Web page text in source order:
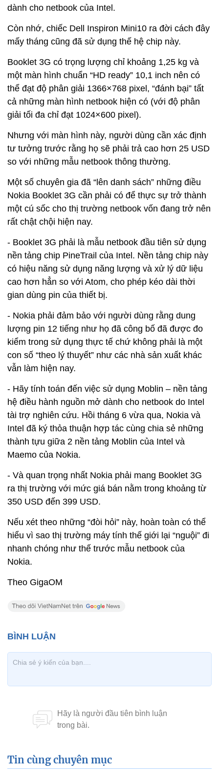
dành cho netbook của Intel.
Còn nhớ, chiếc Dell Inspiron Mini10 ra đời cách đây
mấy tháng cũng đã sử dụng thế hệ chip này.
Booklet 3G có trọng lượng chỉ khoảng 1,25 kg và
một màn hình chuẩn “HD ready” 10,1 inch nên có
thể đạt độ phân giải 1366×768 pixel, “đánh bại” tất
cả những màn hình netbook hiện có (với độ phân
giải tối đa chỉ đạt 1024×600 pixel).
Nhưng với màn hình này, người dùng cần xác định
tư tưởng trước rằng họ sẽ phải trả cao hơn 25 USD
so với những mẫu netbook thông thường.
Một số chuyên gia đã “lên danh sách” những điều
Nokia Booklet 3G cần phải có để thực sự trở thành
một cú sốc cho thị trường netbook vốn đang trở nên
rất chật chội hiện nay.
- Booklet 3G phải là mẫu netbook đầu tiên sử dụng
nền tảng chip PineTrail của Intel. Nền tảng chip này
có hiệu năng sử dụng năng lượng và xử lý dữ liệu
cao hơn hẳn so với Atom, cho phép kéo dài thời
gian dùng pin của thiết bị.
- Nokia phải đảm bảo với người dùng rằng dung
lượng pin 12 tiếng như họ đã công bố đã được đo
kiểm trong sử dụng thực tế chứ không phải là một
con số “theo lý thuyết” như các nhà sản xuất khác
vẫn làm hiện nay.
- Hãy tính toán đến việc sử dụng Moblin – nền tảng
hệ điều hành nguồn mở dành cho netbook do Intel
tài trợ nghiên cứu. Hồi tháng 6 vừa qua, Nokia và
Intel đã ký thỏa thuận hợp tác cùng chia sẻ những
thành tựu giữa 2 nền tảng Moblin của Intel và
Maemo của Nokia.
- Và quan trọng nhất Nokia phải mang Booklet 3G
ra thị trường với mức giá bán nằm trong khoảng từ
350 USD đến 399 USD.
Nếu xét theo những “đòi hỏi” này, hoàn toàn có thể
hiểu vì sao thị trường máy tính thế giới lại “nguội” đi
nhanh chóng như thế trước mẫu netbook của
Nokia.
Theo GigaOM
Tin cùng chuyên mục